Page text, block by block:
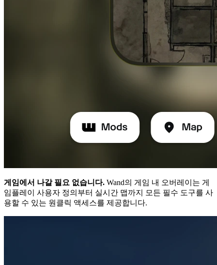
게임에서 나갈 필요 없습니다. Wand의 게임 내 오버레이는 게
임플레이 사용자 정의부터 실시간 맵까지 모든 필수 도구를 사
용할 수 있는 원클릭 액세스를 제공합니다.